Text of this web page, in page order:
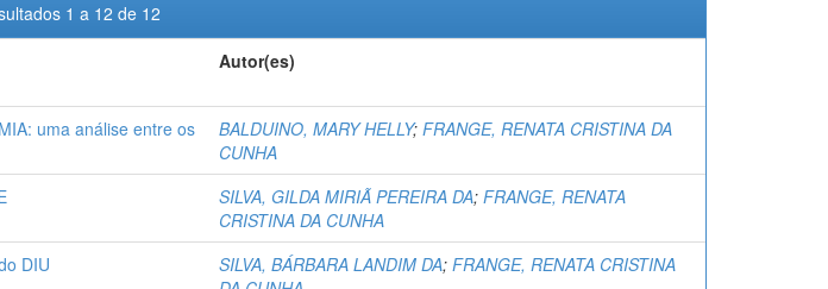
1 a 12 de 12
Autor(es)
uma análise entre os
BALDUINO, MARY HELLY; FRANGE, RENATA CRISTINA DA
CUNHA
SILVA, GILDA MIRIÃ PEREIRA DA; FRANGE, RENATA
CRISTINA DA CUNHA
DIU SILVA, BÁRBARA LANDIM DA; FRANGE, RENATA CRISTINA